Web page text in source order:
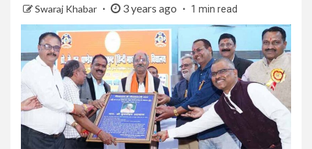
Swaraj Khabar 3 years ago 1 min read